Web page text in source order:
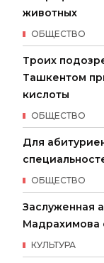
животных
ОБЩЕСТВО
Троих
Ташкентом
кислоты
ОБЩЕСТВО
Для
ОБЩЕСТВО
Заслуженная
Мадрахимова
КУЛЬТУРА